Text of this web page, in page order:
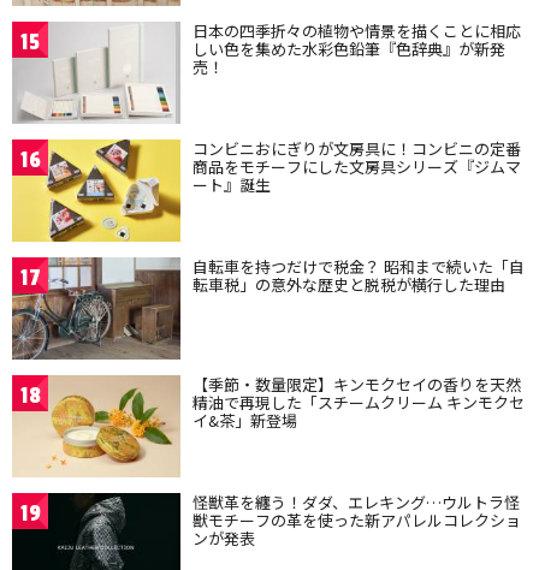
15 日本の四季折々の植物や情景を描くことに相応
しい色を集めた水彩色鉛筆『色辞典』が新発
売！
16 コンビニおにぎりが文房具に！コンビニの定番
商品をモチーフにした文房具シリーズ『ジムマ
ート』誕生
17 自転車を持つだけで税金？ 昭和まで続いた「自
転車税」の意外な歴史と脱税が横行した理由
18 【季節・数量限定】キンモクセイの香りを天然
精油で再現した「スチームクリーム キンモクセ
イ&茶」新登場
19 怪獣革を纏う！ダダ、エレキング…ウルトラ怪
獣モチーフの革を使った新アパレルコレクショ
ンが発表